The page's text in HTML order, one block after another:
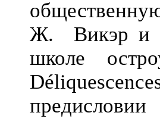
Ж. Викэр и
школе